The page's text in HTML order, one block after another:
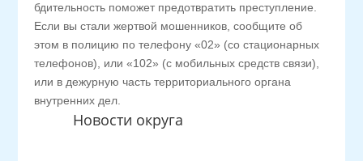
Новости округа
бдительность поможет предотвратить преступление.
Если вы стали жертвой мошенников, сообщите об
этом в полицию по телефону «02» (со стационарных
телефонов), или «102» (с мобильных средств связи),
или в дежурную часть территориального органа
внутренних дел.